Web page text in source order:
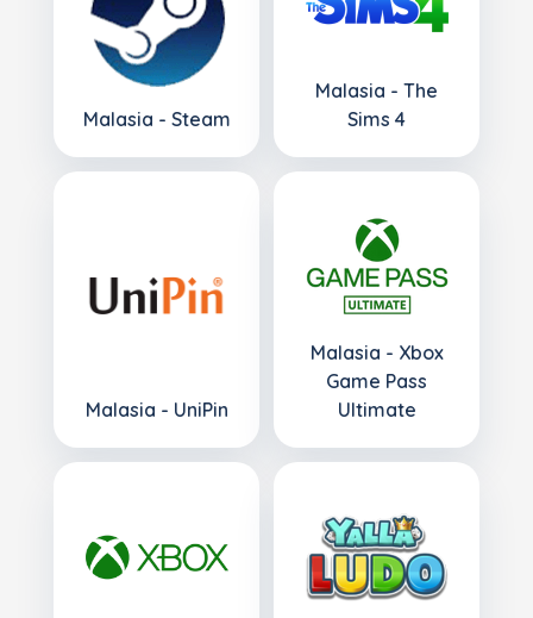
Malasia - Steam
Malasia - The
Sims 4
Malasia - UniPin
Malasia - Xbox
Game Pass
Ultimate